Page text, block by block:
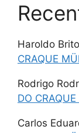
Haroldo Brito
CRAQUE
Rodrigo
DO
Carlos